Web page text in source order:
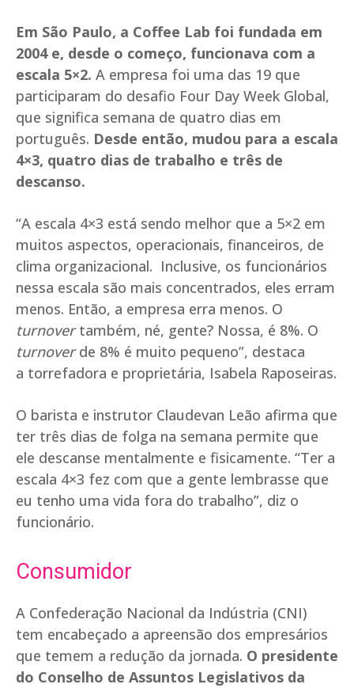
Em São Paulo, a Coffee Lab foi fundada em
2004 e, desde o começo, funcionava com a
escala 5×2. A empresa foi uma das 19 que
participaram do desafio Four Day Week Global,
que significa semana de quatro dias em
português. Desde então, mudou para a escala
4×3, quatro dias de trabalho e três de
descanso.
“A escala 4×3 está sendo melhor que a 5×2 em
muitos aspectos, operacionais, financeiros, de
clima organizacional. Inclusive, os funcionários
nessa escala são mais concentrados, eles erram
menos. Então, a empresa erra menos. O
turnovertambém, né, gente? Nossa, é 8%. O
turnoverde 8% é muito pequeno”, destaca
a torrefadora e proprietária, Isabela Raposeiras.
O barista e instrutor Claudevan Leão afirma que
ter três dias de folga na semana permite que
ele descanse mentalmente e fisicamente. “Ter a
escala 4×3 fez com que a gente lembrasse que
eu tenho uma vida fora do trabalho”, diz o
funcionário.
Consumidor
A Confederação Nacional da Indústria (CNI)
tem encabeçado a apreensão dos empresários
que temem a redução da jornada. O presidente
do Conselho de Assuntos Legislativos da